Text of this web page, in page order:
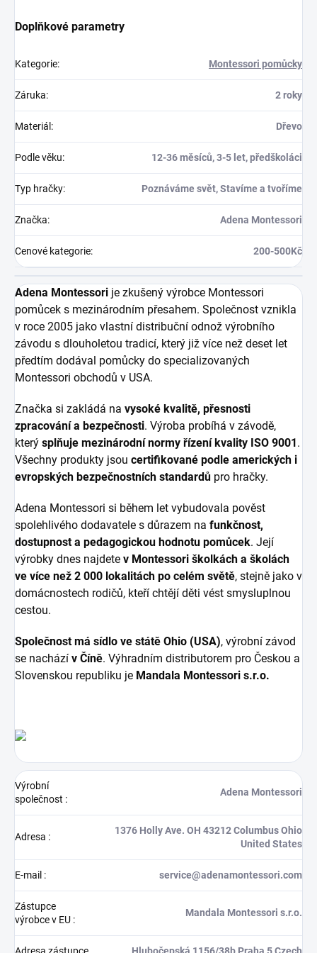
Doplňkové parametry
Kategorie: Montessori pomůcky
Záruka: 2 roky
Materiál : Dřevo
Podle věku: 12-36 měsíců, 3-5 let, předškoláci
Typ hračky: Poznáváme svět, Stavíme a tvoříme
Značka: Adena Montessori
Cenové kategorie: 200-500Kč
Adena Montessori je zkušený výrobce Montessori
pomůcek s mezinárodním přesahem. Společnost vznikla
v roce 2005 jako vlastní distribuční odnož výrobního
závodu s dlouholetou tradicí, který již více než deset let
předtím dodával pomůcky do specializovaných
Montessori obchodů v USA.
Značka si zakládá na vysoké kvalitě, přesnosti
zpracování a bezpečnosti. Výroba probíhá v závodě,
který splňuje mezinárodní normy řízení kvality ISO 9001 .
Všechny produkty jsou certifikované podle amerických i
evropských bezpečnostních standardů pro hračky.
Adena Montessori si během let vybudovala pověst
spolehlivého dodavatele s důrazem na funkčnost,
dostupnost a pedagogickou hodnotu pomůcek. Její
výrobky dnes najdete v Montessori školkách a školách
ve více než 2 000 lokalitách po celém světě, stejně jako v
domácnostech rodičů, kteří chtějí děti vést smysluplnou
cestou.
Společnost má sídlo ve státě Ohio (USA), výrobní závod
se nachází v Číně. Výhradním distributorem pro Českou a
Slovenskou republiku je Mandala Montessori s.r.o.
Výrobní
společnost :
Adena Montessori
Adresa :
1376 Holly Ave. OH 43212 Columbus Ohio
United States
E-mail : service@adenamontessori.com
Zástupce
výrobce v EU :
Mandala Montessori s.r.o.